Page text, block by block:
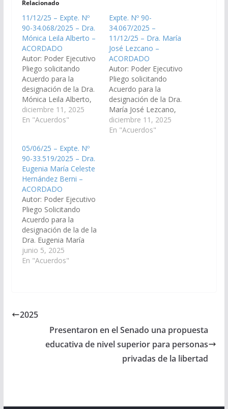
Relacionado
11/12/25 – Expte. Nº
90-34.068/2025 – Dra.
Mónica Leila Alberto –
ACORDADO
Autor: Poder Ejecutivo
Pliego solicitando
Acuerdo para la
designación de la Dra.
Mónica Leila Alberto,
DNI N° 25.800.896,
como reemplazante
Trabajo N° 6 del
Distrito Judicial del
Centro. (Expte. Nº 90-
34.068/2025, a la
Comisión de Justicia,
Acuerdos y
Designaciones).
Acordado, el
18/12/2025.
diciembre 11, 2025
En "Acuerdos"
Expte. Nº 90-
34.067/2025 –
11/12/25 – Dra. María
José Lezcano –
ACORDADO
Autor: Poder Ejecutivo
Pliego solicitando
Acuerdo para la
designación de la Dra.
María José Lezcano,
DNI N° 26.432.155, en
el cargo de Jueza de
diciembre 11, 2025
En "Acuerdos"
05/06/25 – Expte. Nº
90-33.519/2025 – Dra.
Eugenia María Celeste
Hernández Berni –
ACORDADO
Autor: Poder Ejecutivo
Pliego Solicitando
Acuerdo para la
designación de la de la
Dra. Eugenia María
Celeste Hernández
Berni, DNI N°
Nominación del
Tartagal. (Expte. Nº 90-
33.519/2025, a la
junio 5, 2025
En "Acuerdos"
2025
Presentaron en el Senado una propuesta
educativa de nivel superior para personas
privadas de la libertad